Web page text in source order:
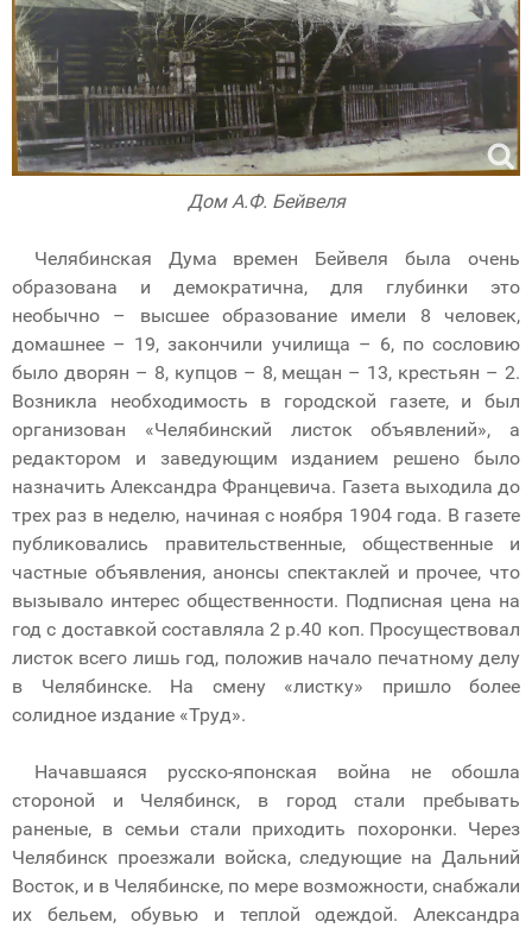
Дом А.Ф. Бейвеля
Челябинская Дума времен Бейвеля была очень
образована и демократична, для глубинки это
необычно – высшее образование имели 8 человек,
домашнее – 19, закончили училища – 6, по сословию
было дворян – 8, купцов – 8, мещан – 13, крестьян – 2.
Возникла необходимость в городской газете, и был
организован «Челябинский листок объявлений», а
редактором и заведующим изданием решено было
назначить Александра Францевича. Газета выходила до
трех раз в неделю, начиная с ноября 1904 года. В газете
публиковались правительственные, общественные и
частные объявления, анонсы спектаклей и прочее, что
вызывало интерес общественности. Подписная цена на
год с доставкой составляла 2 р.40 коп. Просуществовал
листок всего лишь год, положив начало печатному делу
в Челябинске. На смену «листку» пришло более
солидное издание «Труд».
Начавшаяся русско-японская война не обошла
стороной и Челябинск, в город стали пребывать
раненые, в семьи стали приходить похоронки. Через
Челябинск проезжали войска, следующие на Дальний
Восток, и в Челябинске, по мере возможности, снабжали
их бельем, обувью и теплой одеждой. Александра